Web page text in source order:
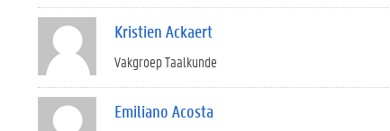
Kristien Ackaert
Vakgroep Taalkunde
Emiliano Acosta